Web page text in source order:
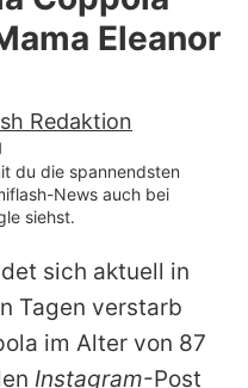
Promiflash
Eleanor
Redaktion
du die spannendsten
News auch bei
siehst.
sich aktuell in
Tagen verstarb
im Alter von 87
Instagram-Post